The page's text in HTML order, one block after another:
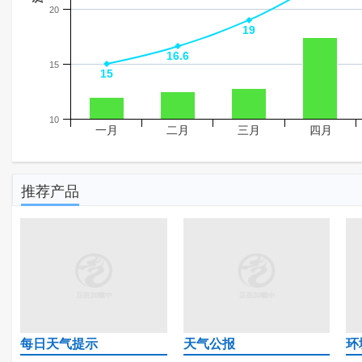
15
15
16.6
16.6
19
19
一月 二月 三月 四月
10
15
20
推荐产品
每日天气提示 天气公报